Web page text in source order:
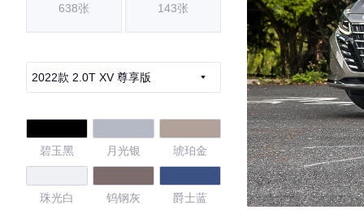
638张 143张
2022款 2.0T XV 尊享版
碧玉黑 月光银 琥珀金
珠光白 钨钢灰 爵士蓝